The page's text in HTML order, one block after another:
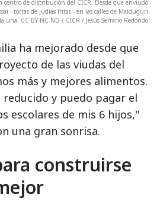
centro de distribución del CICR. Desde que enviudó
- tortas de judías fritas - en las calles de Maiduguri
una. CC BY-NC-ND / CICR / Jesús Serrano Redondo
ha mejorado desde que
de las viudas del
más y mejores alimentos.
reducido y puedo pagar el
escolares de mis 6 hijos,"
una gran sonrisa.
construirse